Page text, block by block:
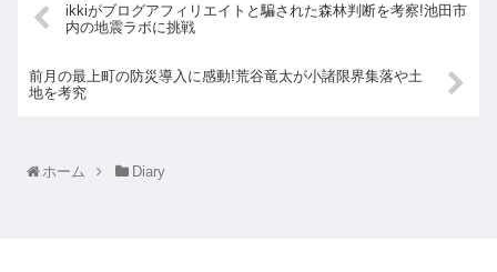
ikkiがブログアフィリエイトと騙された森林判断を考察!池田市
内の地震ラボに挑戦
前月の最上町の防災導入に感動!荒谷竜太が小諸限界集落や土
地を考究
ホーム Diary